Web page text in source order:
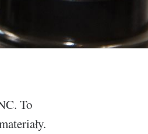
To